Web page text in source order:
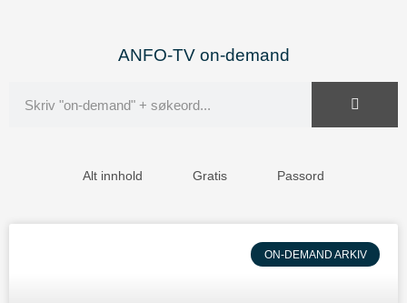
ANFO-TV on-demand
Alt innhold Gratis Passord
ON-DEMAND ARKIV